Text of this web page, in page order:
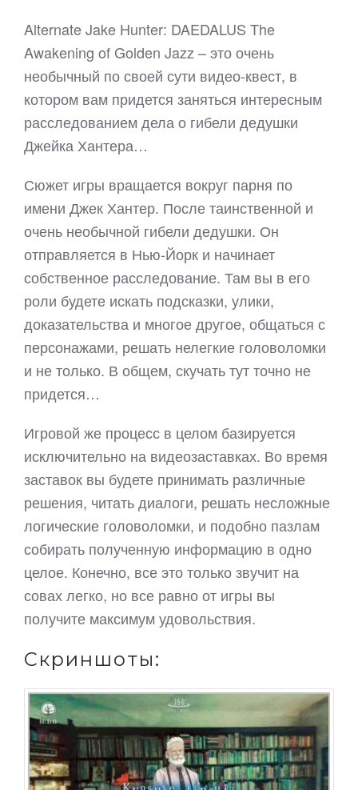
Alternate Jake Hunter: DAEDALUS The
Awakening of Golden Jazz – это очень
необычный по своей сути видео-квест, в
котором вам придется заняться интересным
расследованием дела о гибели дедушки
Джейка Хантера…
Сюжет игры вращается вокруг парня по
имени Джек Хантер. После таинственной и
очень необычной гибели дедушки. Он
отправляется в Нью-Йорк и начинает
собственное расследование. Там вы в его
роли будете искать подсказки, улики,
доказательства и многое другое, общаться с
персонажами, решать нелегкие головоломки
и не только. В общем, скучать тут точно не
придется…
Игровой же процесс в целом базируется
исключительно на видеозаставках. Во время
заставок вы будете принимать различные
решения, читать диалоги, решать несложные
логические головоломки, и подобно пазлам
собирать полученную информацию в одно
целое. Конечно, все это только звучит на
совах легко, но все равно от игры вы
получите максимум удовольствия.
Скриншоты: